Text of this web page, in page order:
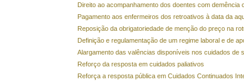
Direito ao acompanhamento dos doentes com
Pagamento aos enfermeiros dos retroativos à data da
Reposição da obrigatoriedade de menção do preço na
Definição e regulamentação de um regime laboral e de
Alargamento das valências disponíveis nos cuidados de
Reforço da resposta em cuidados paliativos
Reforça a resposta pública em Cuidados Continuados